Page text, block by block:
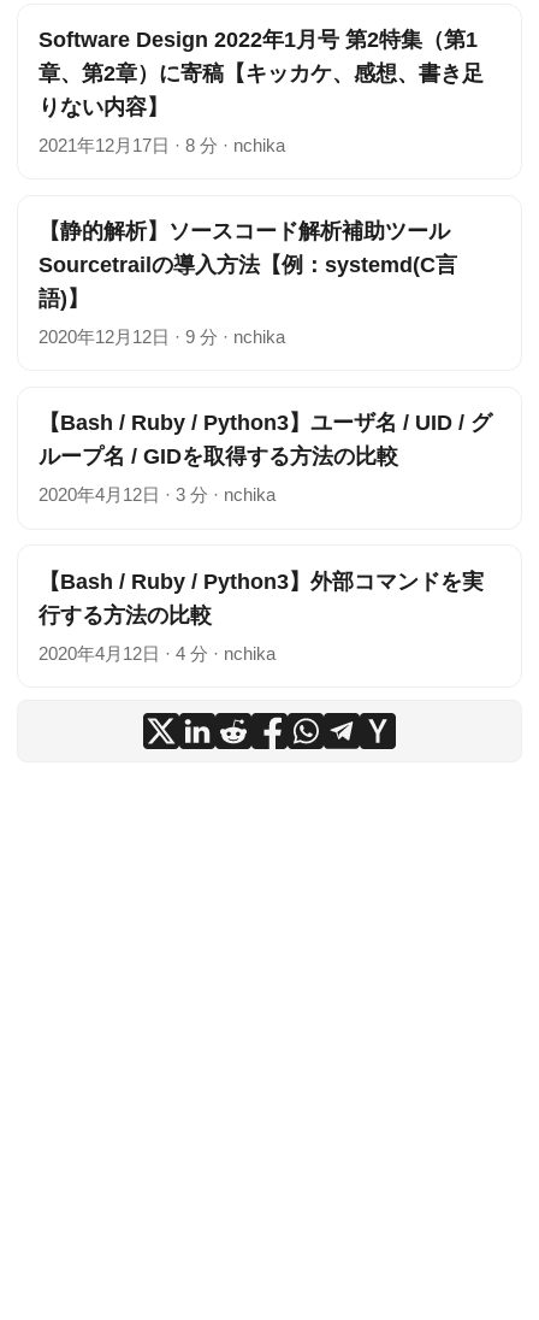
Software Design 2022年1月号 第2特集（第1
章、第2章）に寄稿【キッカケ、感想、書き足
りない内容】
2021年12月17日 · 8 分 · nchika
【静的解析】ソースコード解析補助ツール
Sourcetrailの導入方法【例：systemd(C言
語)】
2020年12月12日 · 9 分 · nchika
【Bash / Ruby / Python3】ユーザ名 / UID / グ
ループ名 / GIDを取得する方法の比較
2020年4月12日 · 3 分 · nchika
【Bash / Ruby / Python3】外部コマンドを実
行する方法の比較
2020年4月12日 · 4 分 · nchika